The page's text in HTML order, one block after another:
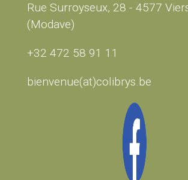
Rue Surroyseux, 28 - 4577
(Modave)
+32 472 58 91 11
bienvenue(at)colibrys.be